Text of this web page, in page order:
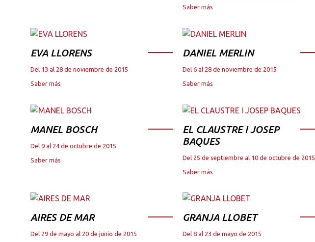
Saber más
EVA LLORENS
Del 13 al 28 de noviembre de 2015
Saber más
DANIEL MERLIN
Del 6 al 28 de noviembre de 2015
Saber más
MANEL BOSCH
Del 9 al 24 de octubre de 2015
Saber más
EL CLAUSTRE I JOSEP
BAQUES
Del 25 de septiembre al 10 de octubre de 2015
Saber más
AIRES DE MAR
Del 29 de mayo al 20 de junio de 2015
GRANJA LLOBET
Del 8 al 23 de mayo de 2015